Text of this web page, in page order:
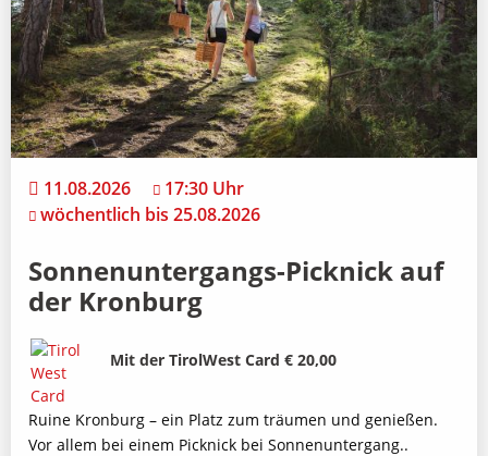
11.08.2026
17:30 Uhr
wöchentlich bis 25.08.2026
Sonnenuntergangs-Picknick auf
der Kronburg
Bild
Beschreibung
Mit der TirolWest Card € 20,00
Ruine Kronburg – ein Platz zum träumen und genießen.
Vor allem bei einem Picknick bei Sonnenuntergang..